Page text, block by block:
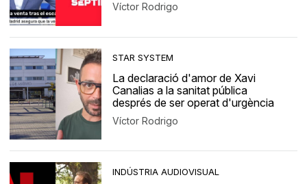
Víctor Rodrigo
STAR SYSTEM
La declaració d'amor de Xavi
Canalias a la sanitat pública
després de ser operat d'urgència
Víctor Rodrigo
INDÚSTRIA AUDIOVISUAL